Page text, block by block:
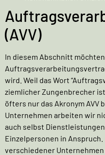
(AVV)
In diesem Abschnitt
wird. Weil das Wort
ziemlicher Zungenbrecher
öfters nur das Akronym AVV
Unternehmen arbeiten wir
auch selbst
Einzelpersonen in
verschiedener